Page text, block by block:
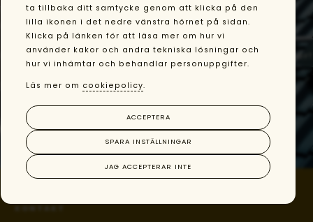
Våra ledord är Professionalitet, Tekniskt kunnande,
Kvalitet och Långsiktighet.
En långsiktig investering kräver en långsiktig leverantör!
Solverket är Guldmedlem i Svensk Solenergi.
KONTAKTA OSS
ta tillbaka ditt samtycke genom att klicka på den
lilla ikonen i det nedre vänstra hörnet på sidan.
Klicka på länken för att läsa mer om hur vi
använder kakor och andra tekniska lösningar och
hur vi inhämtar och behandlar personuppgifter.
Läs mer om cookiepolicy.
JAG ACCEPTERAR INTE
SPARA INSTÄLLNINGAR
ACCEPTERA